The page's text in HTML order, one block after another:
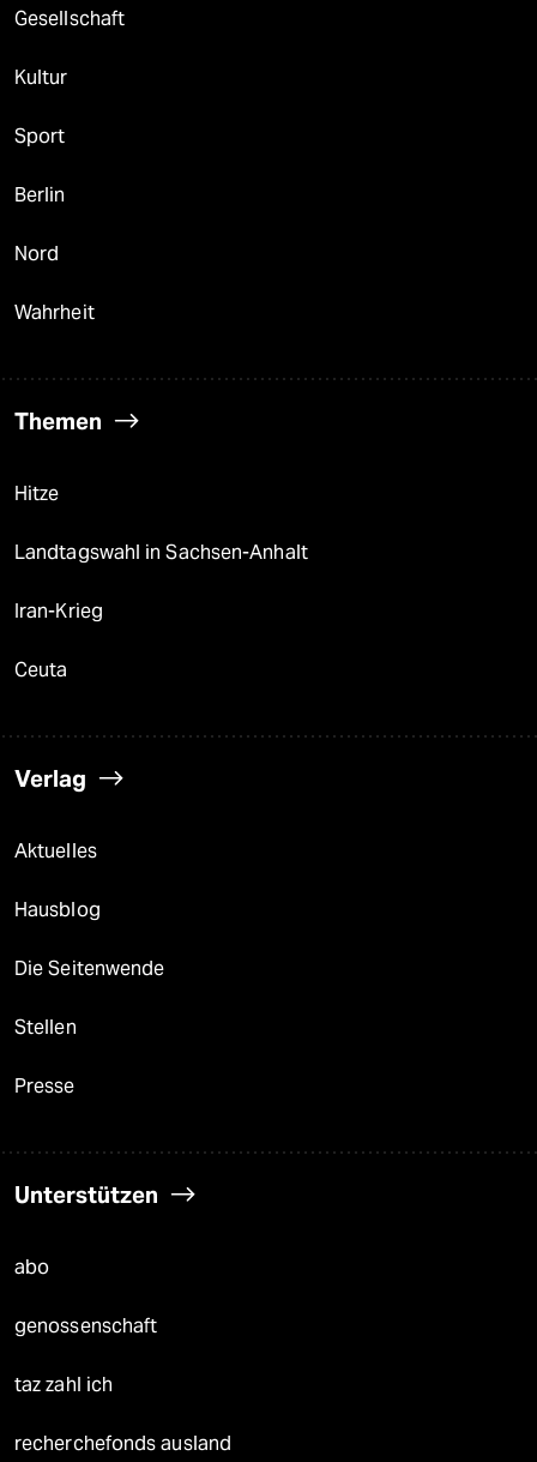
Gesellschaft
Kultur
Sport
Berlin
Nord
Wahrheit
Themen
Hitze
Landtagswahl in Sachsen-Anhalt
Iran-Krieg
Ceuta
Verlag
Aktuelles
Hausblog
Die Seitenwende
Stellen
Presse
Unterstützen
abo
genossenschaft
taz zahl ich
recherchefonds ausland